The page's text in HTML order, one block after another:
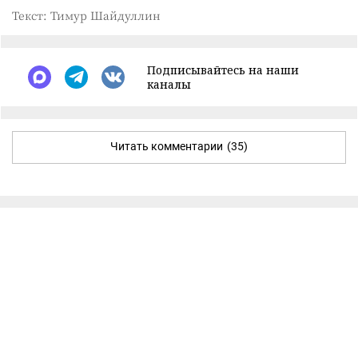
Текст: Тимур Шайдуллин
Подписывайтесь на наши
каналы
Читать комментарии (35)